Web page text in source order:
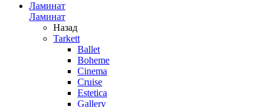
Ламинат
Ламинат
Назад
Tarkett
Ballet
Boheme
Cinema
Cruise
Estetica
Gallery